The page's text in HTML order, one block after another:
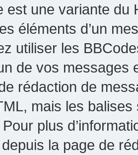
est une variante du
éléments d’un
utiliser les
de vos messages
rédaction de
mais les
plus
la page de